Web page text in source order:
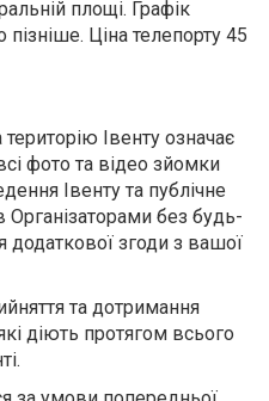
площі. Графік
Ціна телепорту 45
Івенту означає
фото та відео зйомки
Івенту та публічне
Організаторами без будь-
додаткової згоди з вашої
та дотримання
діють протягом всього